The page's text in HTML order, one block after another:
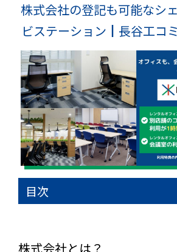
株式会社の登記も可能なシ
ビステーション┃長谷工コ
目次
株式会社とは？